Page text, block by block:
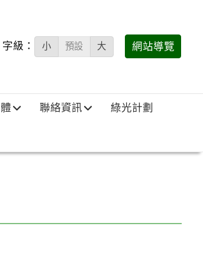
字級： 小 預設 大 網站導覽
聯絡資訊 綠光計劃